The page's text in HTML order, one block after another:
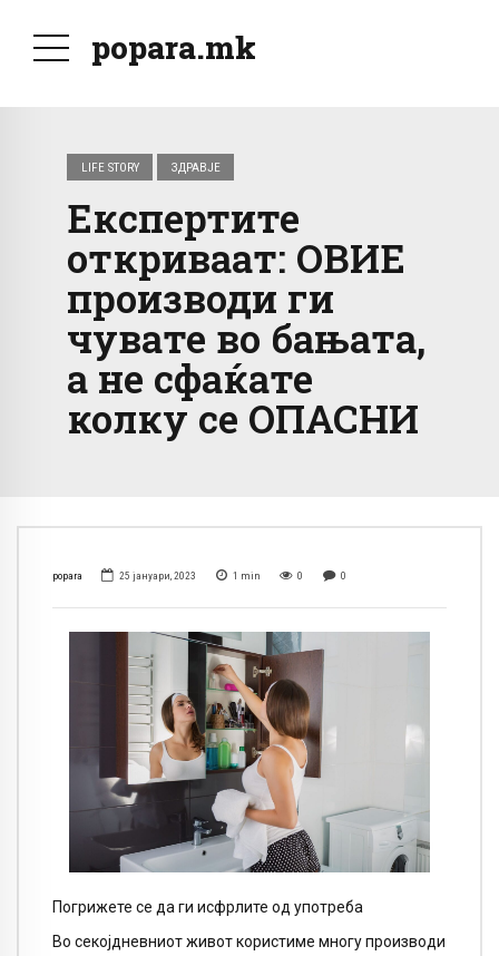
popara.mk
LIFE STORY ЗДРАВЈЕ
Експертите
откриваат: ОВИЕ
производи ги
чувате во бањата,
а не сфаќате
колку се ОПАСНИ
popara 25 јануари, 2023 1 min 0 0
Погрижете се да ги исфрлите од употреба
Во секојдневниот живот користиме многу производи